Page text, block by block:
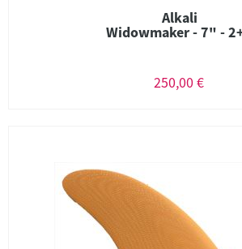
Alkali
Widowmaker - 7" -
250,00 €